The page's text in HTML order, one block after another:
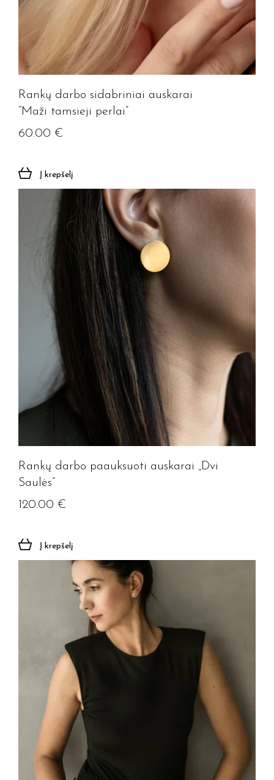
Rankų darbo sidabriniai auskarai
“Maži tamsieji perlai”
60.00 €
Į krepšelį
Rankų darbo paauksuoti auskarai „Dvi
Saulės”
120.00 €
Į krepšelį